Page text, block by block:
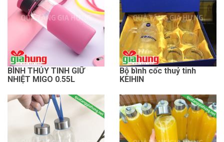
BÌNH THỦY TINH GIỮ
NHIỆT MIGO 0.55L
Bộ bình cốc thuỷ tinh
KEIHIN